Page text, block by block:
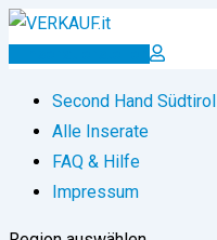
Zum
Inserat erstellen
Second Hand Südtirol
Alle Inserate
FAQ & Hilfe
Impressum